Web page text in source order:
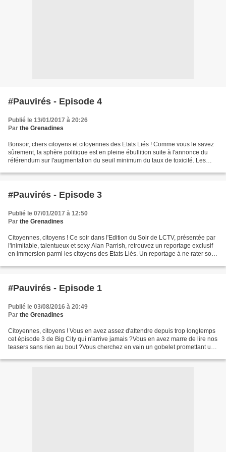
#Pauvirés - Episode 4
Publié le 13/01/2017 à 20:26
Par the Grenadines
Bonsoir, chers citoyens et citoyennes des Etats Liés ! Comme vous le savez
sûrement, la sphère politique est en pleine ébullition suite à l'annonce du
référendum sur l'augmentation du seuil minimum du taux de toxicité. Les
#Pauvirés - Episode 3
Publié le 07/01/2017 à 12:50
Par the Grenadines
Citoyennes, citoyens ! Ce soir dans l'Edition du Soir de LCTV, présentée par
l'inimitable, talentueux et sexy Alan Parrish, retrouvez un reportage exclusif
en immersion parmi les citoyens des Etats Liés. Un reportage à ne rater sous
#Pauvirés - Episode 1
Publié le 03/08/2016 à 20:49
Par the Grenadines
Citoyennes, citoyens ! Vous en avez assez d'attendre depuis trop longtemps
cet épisode 3 de Big City qui n'arrive jamais ?Vous en avez marre de lire nos
teasers sans rien au bout ?Vous cherchez en vain un gobelet promettant une